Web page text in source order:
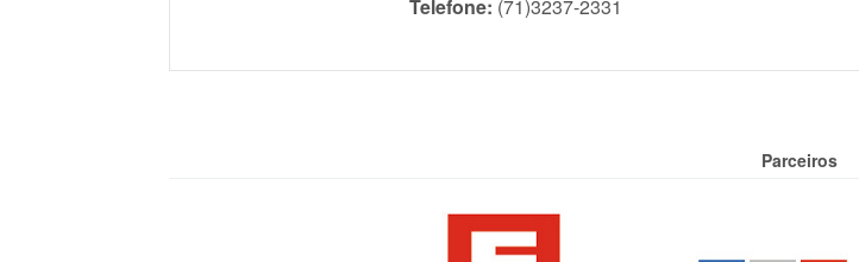
Telefone: (71)3237-2331
Parceiros